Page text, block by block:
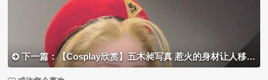
下一篇：【Cosplay欣赏】五木昶写真 惹火的身材让人移不开视线